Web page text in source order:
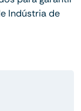
Indústria de